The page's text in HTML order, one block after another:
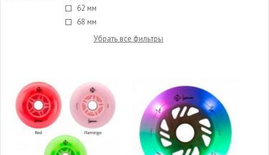
62 мм
68 мм
Убрать все фильтры